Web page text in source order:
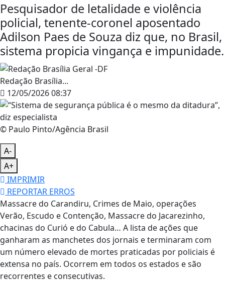
Pesquisador de letalidade e violência
policial, tenente-coronel aposentado
Adilson Paes de Souza diz que, no Brasil,
sistema propicia vingança e impunidade.
Redação Brasília...
12/05/2026 08:37
© Paulo Pinto/Agência Brasil
A-
A+
IMPRIMIR
REPORTAR ERROS
Massacre do Carandiru, Crimes de Maio, operações
Verão, Escudo e Contenção, Massacre do Jacarezinho,
chacinas do Curió e do Cabula… A lista de ações que
ganharam as manchetes dos jornais e terminaram com
um número elevado de mortes praticadas por policiais é
extensa no país. Ocorrem em todos os estados e são
recorrentes e consecutivas.